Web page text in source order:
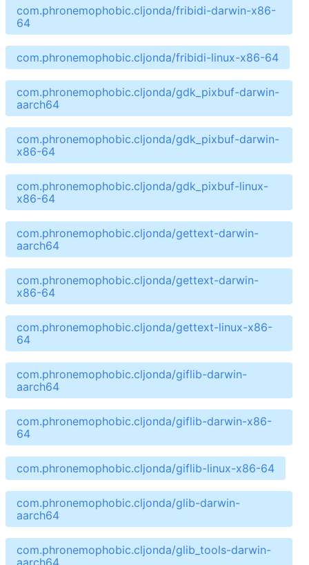
com.phronemophobic.cljonda/fribidi-darwin-x86-
64
com.phronemophobic.cljonda/fribidi-linux-x86-64
com.phronemophobic.cljonda/gdk_pixbuf-darwin-
aarch64
com.phronemophobic.cljonda/gdk_pixbuf-darwin-
x86-64
com.phronemophobic.cljonda/gdk_pixbuf-linux-
x86-64
com.phronemophobic.cljonda/gettext-darwin-
aarch64
com.phronemophobic.cljonda/gettext-darwin-
x86-64
com.phronemophobic.cljonda/gettext-linux-x86-
64
com.phronemophobic.cljonda/giflib-darwin-
aarch64
com.phronemophobic.cljonda/giflib-darwin-x86-
64
com.phronemophobic.cljonda/giflib-linux-x86-64
com.phronemophobic.cljonda/glib-darwin-
aarch64
com.phronemophobic.cljonda/glib_tools-darwin-